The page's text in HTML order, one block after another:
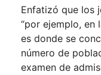
Enfatizó que los
“por ejemplo, en
es donde se
número de
examen de